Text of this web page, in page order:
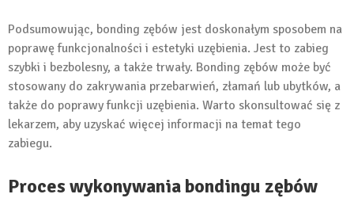
Podsumowując, bonding zębów jest doskonałym sposobem na
poprawę funkcjonalności i estetyki uzębienia. Jest to zabieg
szybki i bezbolesny, a także trwały. Bonding zębów może być
stosowany do zakrywania przebarwień, złamań lub ubytków, a
także do poprawy funkcji uzębienia. Warto skonsultować się z
lekarzem, aby uzyskać więcej informacji na temat tego
zabiegu.
Proces wykonywania bondingu zębów